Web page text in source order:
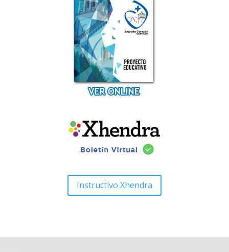
Instructivo Xhendra